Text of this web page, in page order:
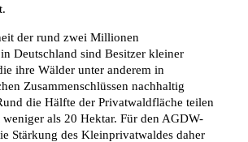
der rund zwei Millionen
Deutschland sind Besitzer kleiner
ihre Wälder unter anderem in
Zusammenschlüssen nachhaltig
die Hälfte der Privatwaldfläche teilen
als 20 Hektar. Für den AGDW-
Stärkung des Kleinprivatwaldes daher